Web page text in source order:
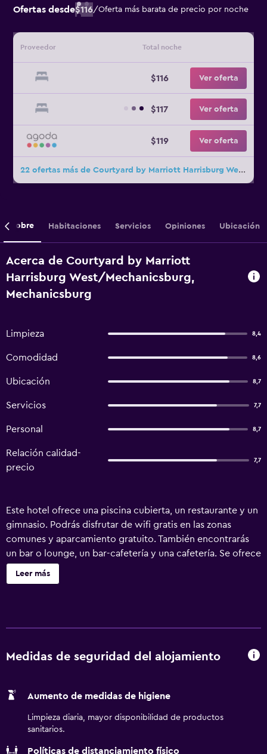
Ofertas desde$116/Oferta más barata de precio por noche
Proveedor Total noche
$116 Ver oferta
$117 Ver oferta
$119 Ver oferta
22 ofertas más de Courtyard by Marriott Harrisburg West/Mechanicsburg
Sobre Habitaciones Servicios Opiniones Ubicación
Acerca de Courtyard by Marriott
Harrisburg West/Mechanicsburg,
Mechanicsburg
Limpieza 8,4
Comodidad 8,6
Ubicación 8,7
Servicios 7,7
Personal 8,7
Relación calidad-
precio
7,7
Este hotel ofrece una piscina cubierta, un restaurante y un
gimnasio. Podrás disfrutar de wifi gratis en las zonas
comunes y aparcamiento gratuito. También encontrarás
un bar o lounge, un bar-cafetería y una cafetería. Se ofrece
un servicio de limpieza a petición. Courtyard by Marriott
Harrisburg West/Mechanicsburg ofrece 91 alojamientos
32 pulgadas con canales por cable de suscripción. Se
higiene personal gratuitos. Los huéspedes pueden
gratis (por cable y wifi). Los servicios para las personas de
Leer más
Medidas de seguridad del alojamiento
Aumento de medidas de higiene
Limpieza diaria, mayor disponibilidad de productos
sanitarios.
Políticas de distanciamiento físico